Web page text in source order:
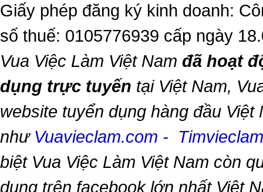
Giấy phép đăng ký kinh doanh:
số thuế: 0105776939 cấp ngày
Vua Việc Làm Việt Nam đã hoạt
dụng trực tuyến tại Việt Nam,
website tuyển dụng hàng đầu Việt
như Vuavieclam.com -
biệt Vua Việc Làm Việt Nam còn
dụng trên facebook lớn nhất Việt